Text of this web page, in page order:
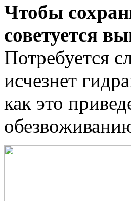
Чтобы
советуется
Потребуется
исчезнет
как это